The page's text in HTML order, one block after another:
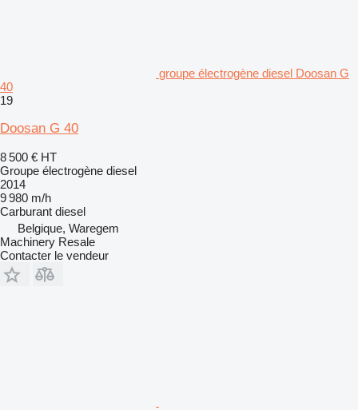
groupe électrogène diesel Doosan G
40
19
Doosan G 40
8 500 € HT
Groupe électrogène diesel
2014
9 980 m/h
Carburant diesel
Belgique, Waregem
Machinery Resale
Contacter le vendeur